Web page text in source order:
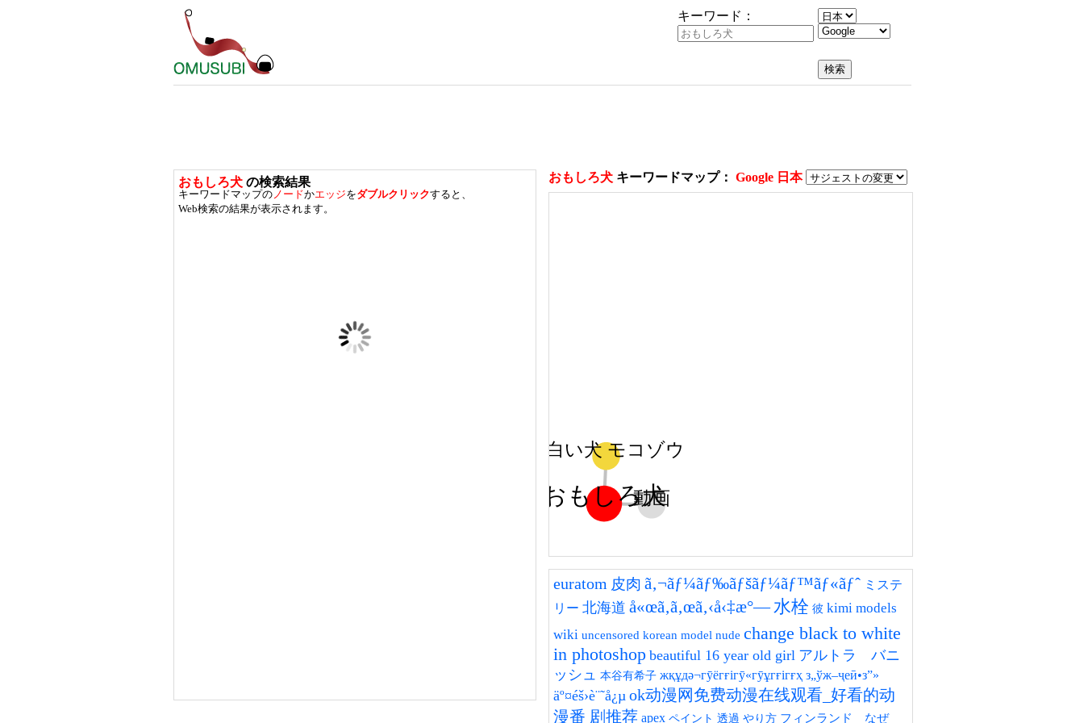
キーワード：
おもしろ犬の検索結果
キーワードマップのノードかエッジをダブルクリックすると、
Web検索の結果が表示されます。
おもしろ犬キーワードマップ： Google 日本
おもしろ犬
動画
面白い犬 モコゾウ
euratom 皮肉 ã‚¬ãƒ¼ãƒ‰ãƒšãƒ¼ãƒ™ãƒ«ãƒˆ ミステ
リー 北海道 å«œã‚ã‚œã‚‹å‹‡æ°—水栓 彼 kimi models
wiki uncensored korean model nude change black to white
in photoshop beautiful 16 year old girl アルトラ バニ
ッシュ 本谷有希子 жқұдә¬гӯёгғігӯ«гӯұгғігғҳ з„ўж–ҷеӣ•з”»
äº¤éš›è¨˜å¿µ ok动漫网免费动漫在线观看_好看的动
漫番 剧推荐 apex ペイント 透過 やり方 フィンランド なぜ